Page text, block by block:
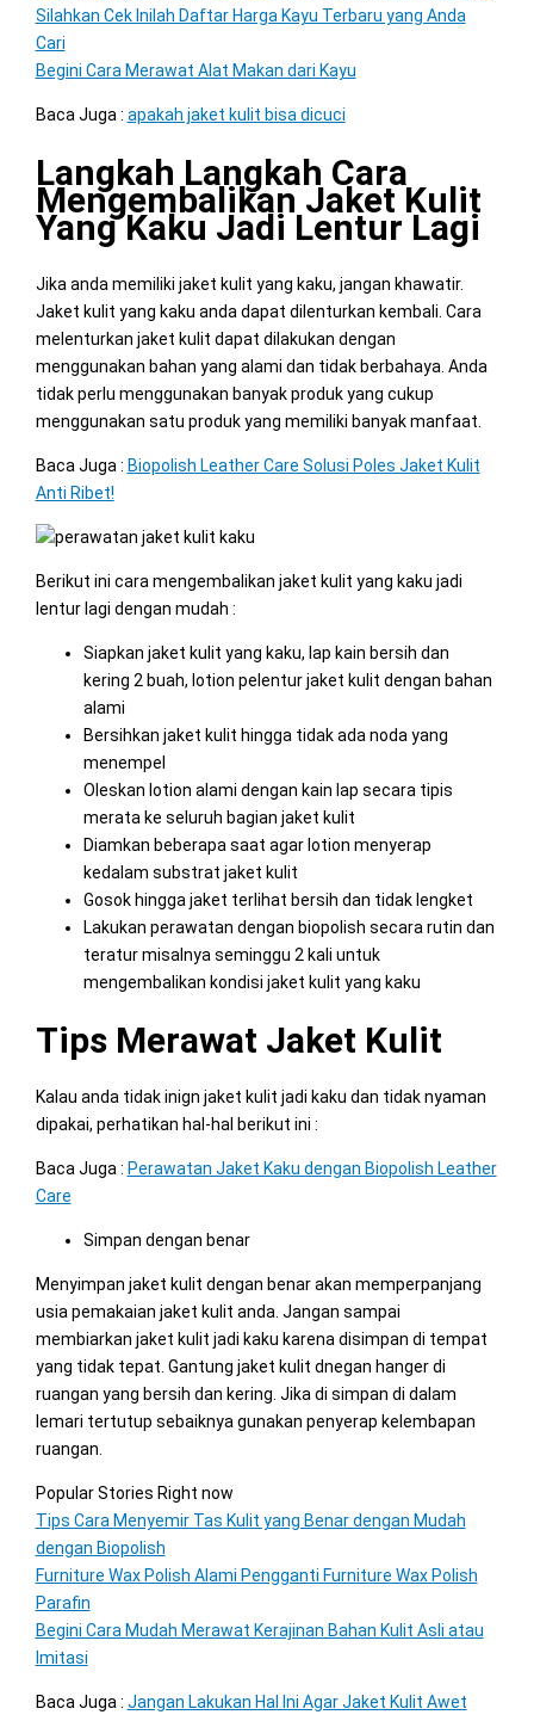
Silahkan Cek Inilah Daftar Harga Kayu Terbaru yang Anda
Cari
Begini Cara Merawat Alat Makan dari Kayu
Baca Juga : apakah jaket kulit bisa dicuci
Langkah Langkah Cara
Mengembalikan Jaket Kulit
Yang Kaku Jadi Lentur Lagi
Jika anda memiliki jaket kulit yang kaku, jangan khawatir.
Jaket kulit yang kaku anda dapat dilenturkan kembali. Cara
melenturkan jaket kulit dapat dilakukan dengan
menggunakan bahan yang alami dan tidak berbahaya. Anda
tidak perlu menggunakan banyak produk yang cukup
menggunakan satu produk yang memiliki banyak manfaat.
Baca Juga : Biopolish Leather Care Solusi Poles Jaket Kulit
Anti Ribet!
Berikut ini cara mengembalikan jaket kulit yang kaku jadi
lentur lagi dengan mudah :
Siapkan jaket kulit yang kaku, lap kain bersih dan
kering 2 buah, lotion pelentur jaket kulit dengan bahan
alami
Bersihkan jaket kulit hingga tidak ada noda yang
menempel
Oleskan lotion alami dengan kain lap secara tipis
merata ke seluruh bagian jaket kulit
Diamkan beberapa saat agar lotion menyerap
kedalam substrat jaket kulit
Gosok hingga jaket terlihat bersih dan tidak lengket
Lakukan perawatan dengan biopolish secara rutin dan
teratur misalnya seminggu 2 kali untuk
mengembalikan kondisi jaket kulit yang kaku
Tips Merawat Jaket Kulit
Kalau anda tidak inign jaket kulit jadi kaku dan tidak nyaman
dipakai, perhatikan hal-hal berikut ini :
Baca Juga : Perawatan Jaket Kaku dengan Biopolish Leather
Care
Simpan dengan benar
Menyimpan jaket kulit dengan benar akan memperpanjang
usia pemakaian jaket kulit anda. Jangan sampai
membiarkan jaket kulit jadi kaku karena disimpan di tempat
yang tidak tepat. Gantung jaket kulit dnegan hanger di
ruangan yang bersih dan kering. Jika di simpan di dalam
lemari tertutup sebaiknya gunakan penyerap kelembapan
ruangan.
Popular Stories Right now
Tips Cara Menyemir Tas Kulit yang Benar dengan Mudah
dengan Biopolish
Furniture Wax Polish Alami Pengganti Furniture Wax Polish
Parafin
Begini Cara Mudah Merawat Kerajinan Bahan Kulit Asli atau
Imitasi
Baca Juga : Jangan Lakukan Hal Ini Agar Jaket Kulit Awet